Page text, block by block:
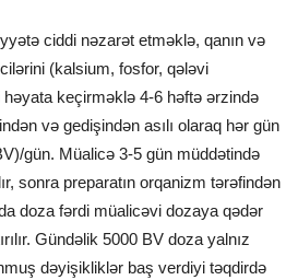
ciddi nəzarət etməklə, qanın və
(kalsium, fosfor, qələvi
keçirməklə 4-6 həftə ərzində
və gedişindən asılı olaraq hər gün
gün. Müalicə 3-5 gün müddətində
sonra preparatın orqanizm tərəfindən
doza fərdi müalicəvi dozaya qədər
Gündəlik 5000 BV doza yalnız
dəyişikliklər baş verdiyi təqdirdə